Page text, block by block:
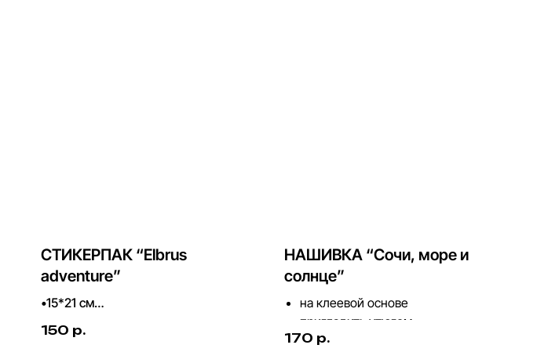
СТИКЕРПАК “Elbrus
adventure”
•15*21 см
•виниловый
•контурная резка
150 р.
НАШИВКА “Сочи, море и
солнце”
на клеевой основе
пригладить утюгом
диаметр 7 см
170 р.